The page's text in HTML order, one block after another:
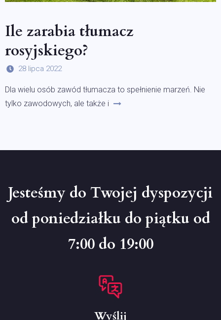
Ile zarabia tłumacz
rosyjskiego?
28 lipca 2022
Dla wielu osób zawód tłumacza to spełnienie marzeń. Nie
tylko zawodowych, ale także i
Jesteśmy do Twojej dyspozycji
od poniedziałku do piątku od
7:00 do 19:00
Wyślij